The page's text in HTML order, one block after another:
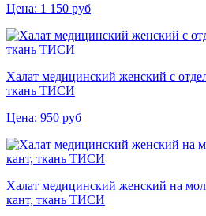
Цена: 1 150 руб
Халат медицинский женский с
ткань ТИСИ
Цена: 950 руб
Халат медицинский женский на
кант, ткань ТИСИ